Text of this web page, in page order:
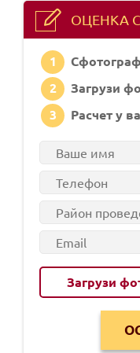
ОЦЕНКА
1
2
Загрузи
3
Расчет у
Загрузи